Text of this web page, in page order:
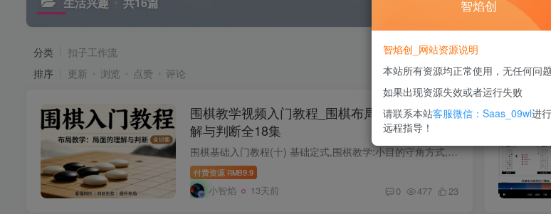
分类
扣子工作流
排序
更新 浏览 点赞 评论
围棋教学视频入门教程_围棋布局教学局面的理
解与判断全18集
围棋基础入门教程(十) 基础定式,围棋教学:小目的守角方式,基础围棋教学:小雪崩定式,围棋小目定式教学,围棋十三个入门定式_围棋入门,围棋三三定式,围棋三三定式,围棋定式,围棋基本定式,围棋8大定...
付费资源 RMB9.9
小智焰 13天前 0 477 23
智焰创
智焰创_网站资源说明
本站所有资源均正常使用，无任何问题
如果出现资源失效或者运行失败
请联系本站客服微信：Saas_09wl进
远程指导！